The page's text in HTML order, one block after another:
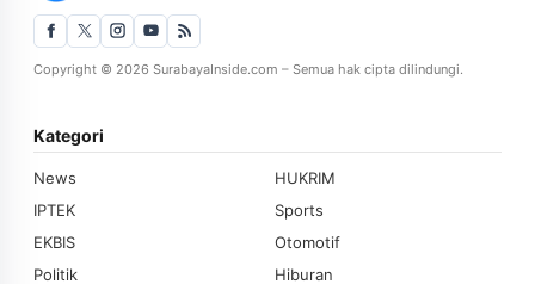
Copyright © 2026 SurabayaInside.com – Semua hak cipta dilindungi.
Kategori
News
HUKRIM
IPTEK
Sports
EKBIS
Otomotif
Politik
Hiburan